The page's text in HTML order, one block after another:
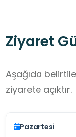
Ziyaret
Aşağıda
ziyarete açıktır.
Pazartesi